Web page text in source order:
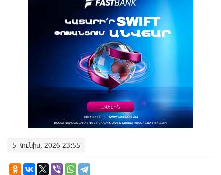
5 Հունիս, 2026 23:55